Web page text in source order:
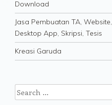
Download
Jasa Pembuatan TA, Website,
Desktop App, Skripsi, Tesis
Kreasi Garuda
Search